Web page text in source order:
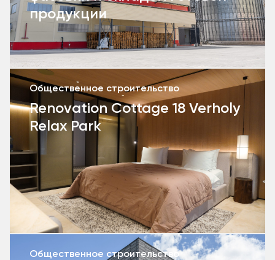
продукции
Общественное строительство
Renovation Cottage 18 Verholy
Relax Park
Общественное строительство